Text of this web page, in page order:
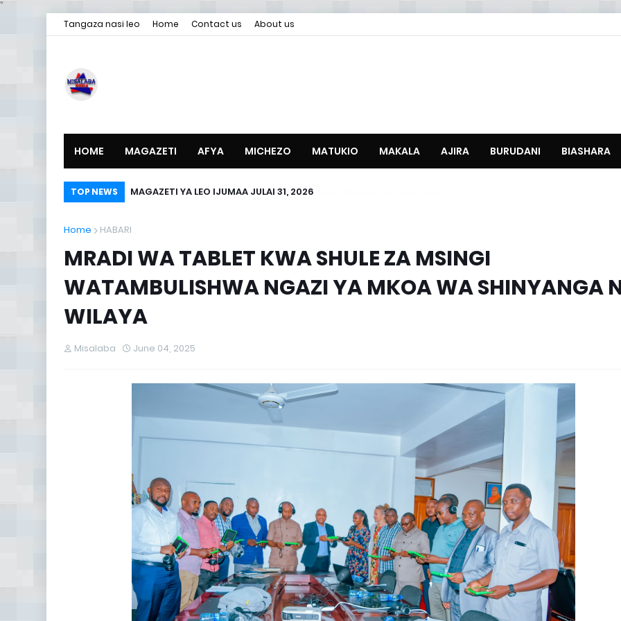
"
Tangaza nasi leo Home Contact us About us
HOME MAGAZETI AFYA MICHEZO MATUKIO MAKALA AJIRA BURUDANI BIASHARA
TOP NEWS MAGAZETI YA LEO IJUMAA JULAI 31, 2026
Home HABARI
MRADI WA TABLET KWA SHULE ZA MSINGI
WATAMBULISHWA NGAZI YA MKOA WA SHINYANGA
WILAYA
Misalaba June 04, 2025